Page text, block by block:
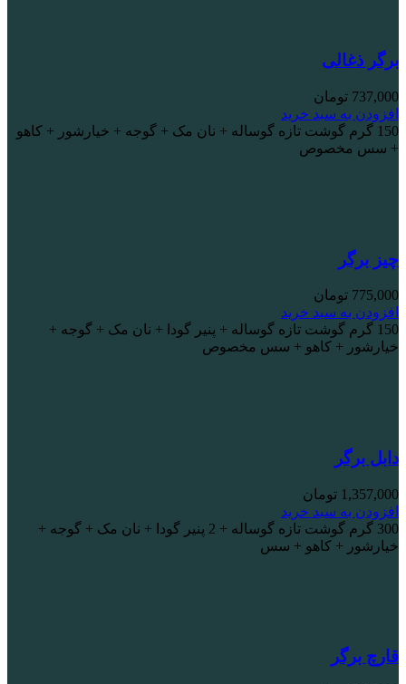
برگر ذغالی
737,000 تومان
افزودن به سبد خرید
150 گرم گوشت تازه گوساله + نان مک + گوجه + خیارشور + کاهو
+ سس مخصوص
چیز برگر
775,000 تومان
افزودن به سبد خرید
150 گرم گوشت تازه گوساله + پنیر گودا + نان مک + گوجه +
خیارشور + کاهو + سس مخصوص
دابل برگر
1,357,000 تومان
افزودن به سبد خرید
300 گرم گوشت تازه گوساله + 2 پنیر گودا + نان مک + گوجه +
خیارشور + کاهو + سس
قارچ برگر